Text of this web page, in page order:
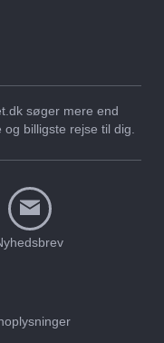
søger mere end
billigste rejse til dig.